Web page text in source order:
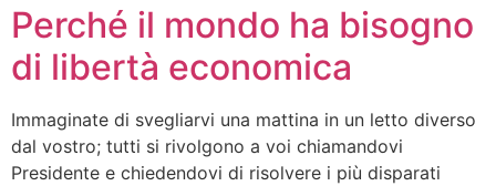
Perché il mondo ha bisogno
di libertà economica
Immaginate di svegliarvi una mattina in un letto diverso
dal vostro; tutti si rivolgono a voi chiamandovi
Presidente e chiedendovi di risolvere i più disparati